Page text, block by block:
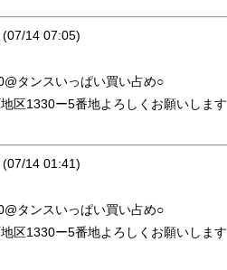
(07/14 07:05)
タンスいっぱい買い占め○
区1330ー5番地よろしくお願いします
(07/14 01:41)
タンスいっぱい買い占め○
区1330ー5番地よろしくお願いします